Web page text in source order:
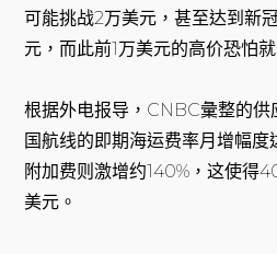
可能挑战2万美元，甚至达到新
元，而此前1万美元的高价恐怕
根据外电报导，CNBC彙整的供
国航线的即期海运费率月增幅度
附加费则激增约140%，这使得
美元。